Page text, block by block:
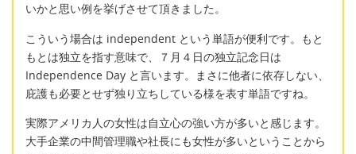
いかと思い例を挙げさせて頂きました。
こういう場合は independent という単語が便利です。もと
もとは独立を指す意味で、７月４日の独立記念日は
Independence Day と言います。まさに他者に依存しない、
庇護も必要とせず独り立ちしている様を表す単語ですね。
実際アメリカ人の女性は自立心の強い方が多いと感じます。
大手企業の中間管理職や社長にも女性が多いということから